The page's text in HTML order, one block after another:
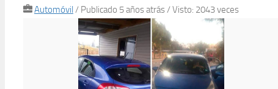
Automóvil / Publicado 5 años atrás/ Visto: 2043 veces